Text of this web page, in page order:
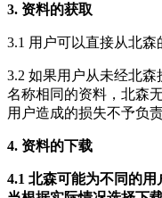
3. 资料的获取
3.1 用户可以直接从北森
3.2 如果用户从未经北
名称相同的资料，北森
用户造成的损失不予负责
4. 资料的下载
4.1 北森可能为不同的